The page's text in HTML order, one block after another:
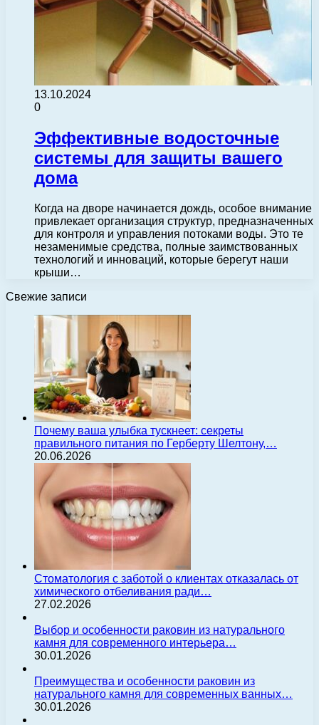
13.10.2024
0
Эффективные водосточные
системы для защиты вашего
дома
Когда на дворе начинается дождь, особое внимание
привлекает организация структур, предназначенных
для контроля и управления потоками воды. Это те
незаменимые средства, полные заимствованных
технологий и инноваций, которые берегут наши
крыши…
Свежие записи
Почему ваша улыбка тускнеет: секреты
правильного питания по Герберту Шелтону,…
20.06.2026
Стоматология с заботой о клиентах отказалась от
химического отбеливания ради…
27.02.2026
Выбор и особенности раковин из натурального
камня для современного интерьера…
30.01.2026
Преимущества и особенности раковин из
натурального камня для современных ванных…
30.01.2026